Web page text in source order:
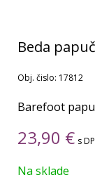
Beda
Obj. čislo: 17812
Barefoot
23,90 € s
Na sklade